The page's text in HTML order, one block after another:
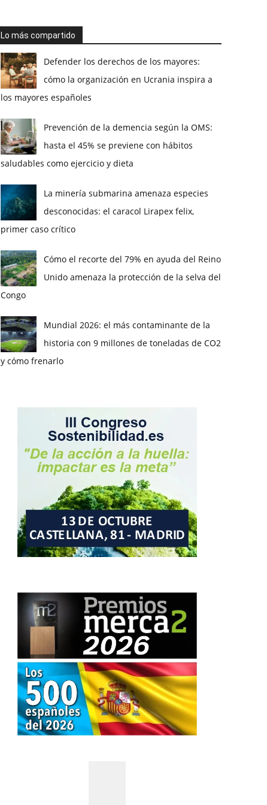
Lo más compartido
Defender los derechos de los mayores:
cómo la organización en Ucrania inspira a
los mayores españoles
Prevención de la demencia según la OMS:
hasta el 45% se previene con hábitos
saludables como ejercicio y dieta
La minería submarina amenaza especies
desconocidas: el caracol Lirapex felix,
primer caso crítico
Cómo el recorte del 79% en ayuda del Reino
Unido amenaza la protección de la selva del
Congo
Mundial 2026: el más contaminante de la
historia con 9 millones de toneladas de CO2
y cómo frenarlo